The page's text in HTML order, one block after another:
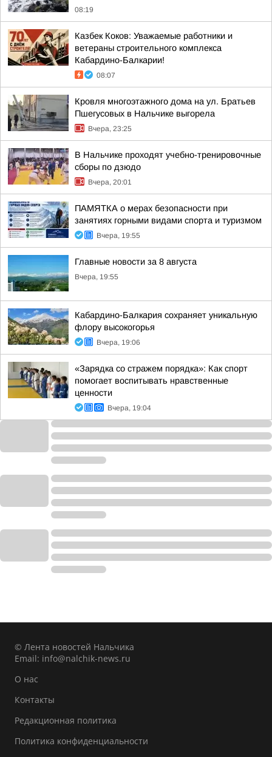
08:19
Казбек Коков: Уважаемые работники и
ветераны строительного комплекса
Кабардино-Балкарии!
08:07
Кровля многоэтажного дома на ул. Братьев
Пшегусовых в Нальчике выгорела
Вчера, 23:25
В Нальчике проходят учебно-тренировочные
сборы по дзюдо
Вчера, 20:01
ПАМЯТКА о мерах безопасности при
занятиях горными видами спорта и туризмом
Вчера, 19:55
Главные новости за 8 августа
Вчера, 19:55
Кабардино-Балкария сохраняет уникальную
флору высокогорья
Вчера, 19:06
«Зарядка со стражем порядка»: Как спорт
помогает воспитывать нравственные
ценности
Вчера, 19:04
© Лента новостей Нальчика
Email: info@nalchik-news.ru
О нас
Контакты
Редакционная политика
Политика конфиденциальности